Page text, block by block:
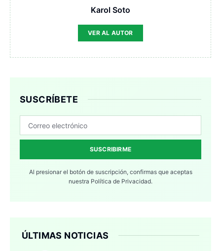
Karol Soto
VER AL AUTOR
SUSCRÍBETE
SUSCRIBIRME
Al presionar el botón de suscripción, confirmas que aceptas
nuestra Política de Privacidad.
ÚLTIMAS NOTICIAS